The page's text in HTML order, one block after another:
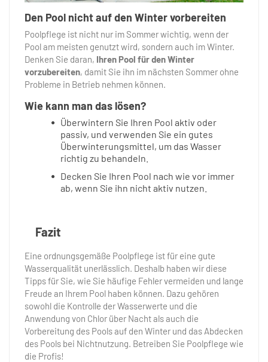
Den Pool nicht auf den Winter vorbereiten
Poolpflege ist nicht nur im Sommer wichtig, wenn der
Pool am meisten genutzt wird, sondern auch im Winter.
Denken Sie daran, Ihren Pool für den Winter
vorzubereiten, damit Sie ihn im nächsten Sommer ohne
Probleme in Betrieb nehmen können.
Wie kann man das lösen?
Überwintern Sie Ihren Pool aktiv oder
passiv, und verwenden Sie ein gutes
Überwinterungsmittel, um das Wasser
richtig zu behandeln.
Decken Sie Ihren Pool nach wie vor immer
ab, wenn Sie ihn nicht aktiv nutzen.
Fazit
Eine ordnungsgemäße Poolpflege ist für eine gute
Wasserqualität unerlässlich. Deshalb haben wir diese
Tipps für Sie, wie Sie häufige Fehler vermeiden und lange
Freude an Ihrem Pool haben können. Dazu gehören
sowohl die Kontrolle der Wasserwerte und die
Anwendung von Chlor über Nacht als auch die
Vorbereitung des Pools auf den Winter und das Abdecken
des Pools bei Nichtnutzung. Betreiben Sie Poolpflege wie
die Profis!